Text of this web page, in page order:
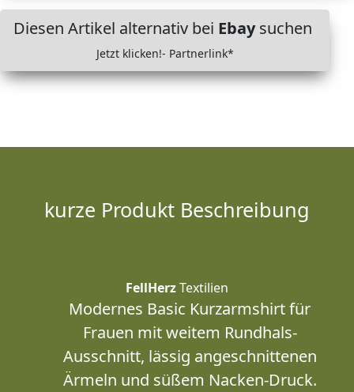
Diesen Artikel alternativ bei Ebaysuchen
Jetzt klicken!- Partnerlink*
kurze Produkt Beschreibung
FellHerzTextilien
Modernes Basic Kurzarmshirt für
Frauen mit weitem Rundhals-
Ausschnitt, lässig angeschnittenen
Ärmeln und süßem Nacken-Druck.